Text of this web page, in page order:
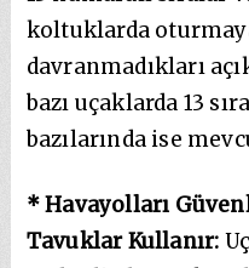
koltuklarda
davranmadıkları
bazı uçaklarda 13
bazılarında ise
* Havayolları
Tavuklar Kullanır: